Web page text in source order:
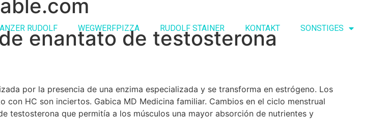
RUDOLF WEGWERFPIZZA RUDOLF STAINER KONTAKT SONSTIGES
enantato de testosterona
por la presencia de una enzima especializada y se transforma en estrógeno. Los
HC son inciertos. Gabica MD Medicina familiar. Cambios en el ciclo menstrual
testosterona que permitía a los músculos una mayor absorción de nutrientes y